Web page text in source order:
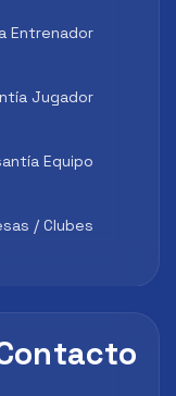
Entrenador
Jugador
Equipo
/ Clubes